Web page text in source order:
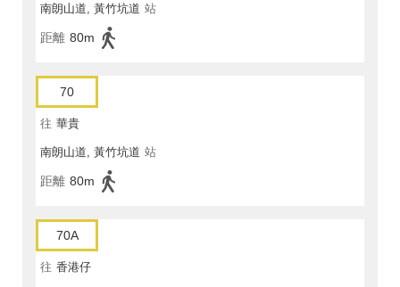
南朗山道, 黃竹坑道 站
距離 80m
70
往 華貴
南朗山道, 黃竹坑道 站
距離 80m
70A
往 香港仔